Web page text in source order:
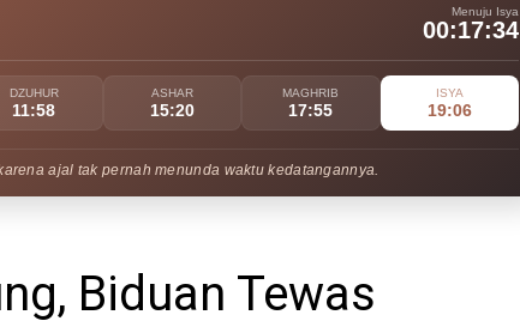
Menuju Isya
00:17:33
DZUHUR
11:58
ASHAR
15:20
MAGHRIB
17:55
ISYA
19:06
ajal tak pernah menunda waktu kedatangannya.
Biduan Tewas